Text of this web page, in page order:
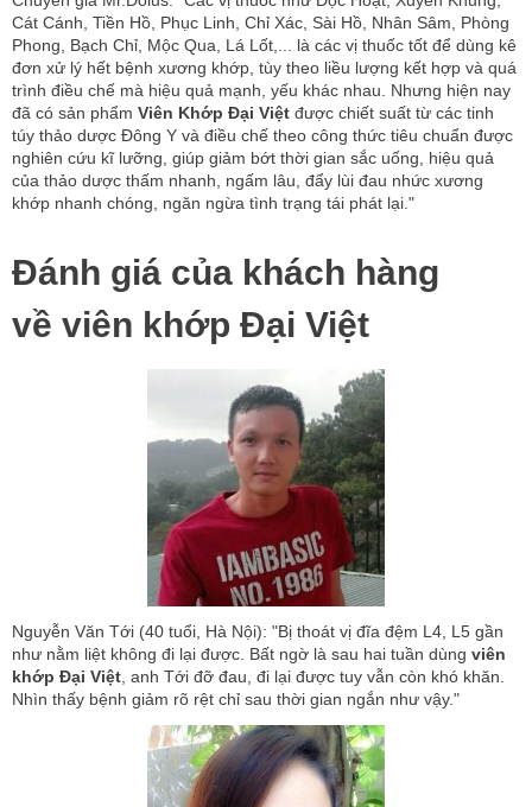
Cát Cánh, Tiền Hồ, Phục Linh, Chỉ Xác, Sài Hồ, Nhân Sâm, Phòng
Phong, Bạch Chỉ, Mộc Qua, Lá Lốt,... là các vị thuốc tốt để dùng kê
đơn xử lý hết bệnh xương khớp, tùy theo liều lượng kết hợp và quá
trình điều chế mà hiệu quả mạnh, yếu khác nhau. Nhưng hiện nay
đã có sản phẩm Viên Khớp Đại Việt được chiết suất từ các tinh
túy thảo dược Đông Y và điều chế theo công thức tiêu chuẩn được
nghiên cứu kĩ lưỡng, giúp giảm bớt thời gian sắc uống, hiệu quả
của thảo dược thấm nhanh, ngấm lâu, đẩy lùi đau nhức xương
khớp nhanh chóng, ngăn ngừa tình trạng tái phát lại."
Đánh giá của khách hàng
về viên khớp Đại Việt
Nguyễn Văn Tới (40 tuổi, Hà Nội): "Bị thoát vị đĩa đệm L4, L5 gần
như nằm liệt không đi lại được. Bất ngờ là sau hai tuần dùng viên
khớp Đại Việt, anh Tới đỡ đau, đi lại được tuy vẫn còn khó khăn.
Nhìn thấy bệnh giảm rõ rệt chỉ sau thời gian ngắn như vậy."